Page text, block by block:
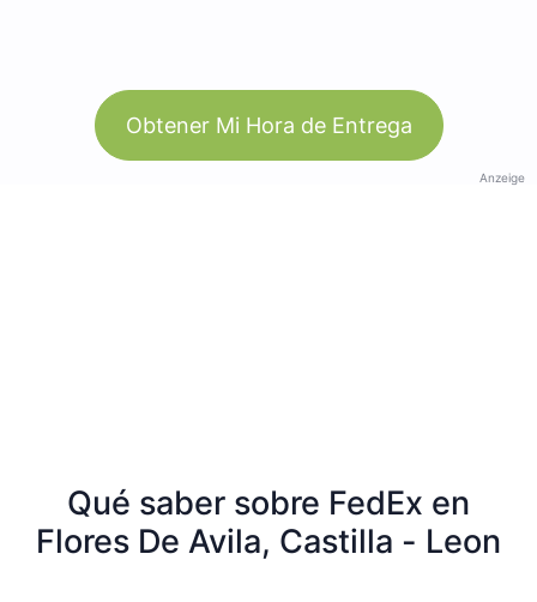
Obtener Mi Hora de Entrega
Anzeige
Qué saber sobre FedEx en
Flores De Avila, Castilla - Leon